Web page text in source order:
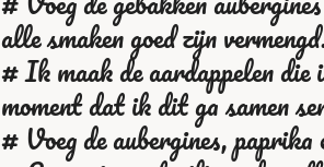
alle smaken goed zijn
# Ik maak de aardappelen die
moment dat ik dit ga samen
# Voeg de aubergines, paprika